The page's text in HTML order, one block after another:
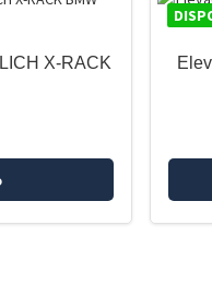
X-RACK